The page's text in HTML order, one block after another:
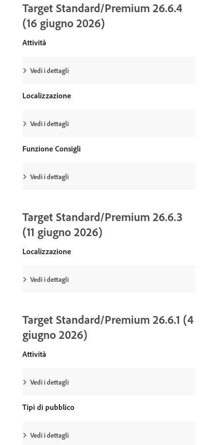
Target Standard/Premium 26.6.4
(16 giugno 2026)
Attività
Vedi i dettagli
Localizzazione
Vedi i dettagli
Funzione Consigli
Vedi i dettagli
Target Standard/Premium 26.6.3
(11 giugno 2026)
Localizzazione
Vedi i dettagli
Target Standard/Premium 26.6.1 (4
giugno 2026)
Attività
Vedi i dettagli
Tipi di pubblico
Vedi i dettagli